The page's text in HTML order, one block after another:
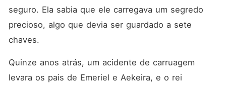
seguro. Ela sabia que ele carregava um segredo
precioso, algo que devia ser guardado a sete
chaves.
Quinze anos atrás, um acidente de carruagem
levara os pais de Emeriel e Aekeira, e o rei